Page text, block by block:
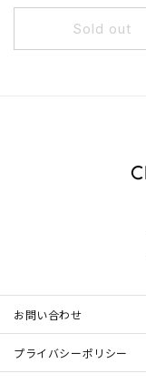
Sold out
お問い合わせ
プライバシーポリシー